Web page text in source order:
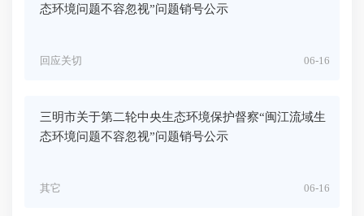
态环境问题不容忽视”问题销号公示
06-16
回应关切
三明市关于第二轮中央生态环境保护督察“闽江流域生
态环境问题不容忽视”问题销号公示
06-16
其它